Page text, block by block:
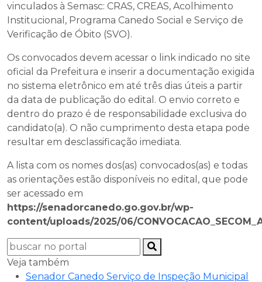
vinculados à Semasc: CRAS, CREAS, Acolhimento
Institucional, Programa Canedo Social e Serviço de
Verificação de Óbito (SVO).
Os convocados devem acessar o link indicado no site
oficial da Prefeitura e inserir a documentação exigida
no sistema eletrônico em até três dias úteis a partir
da data de publicação do edital. O envio correto e
dentro do prazo é de responsabilidade exclusiva do
candidato(a). O não cumprimento desta etapa pode
resultar em desclassificação imediata.
A lista com os nomes dos(as) convocados(as) e todas
as orientações estão disponíveis no edital, que pode
ser acessado em
https://senadorcanedo.go.gov.br/wp-
content/uploads/2025/06/
Veja também
Senador Canedo Serviço de Inspeção Municipal